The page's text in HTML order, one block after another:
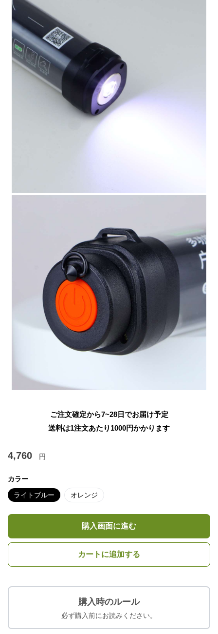
ご注文確定から7~28日でお届け予定
送料は1注文あたり 1000円かかります
4,760 円
カラー
ライトブルー オレンジ
購入画面に進む
カートに追加する
購入時のルール
必ず購入前にお読みください。